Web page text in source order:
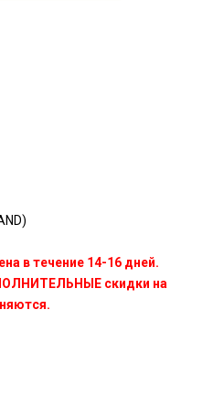
в течение 14-16 дней.
скидки на